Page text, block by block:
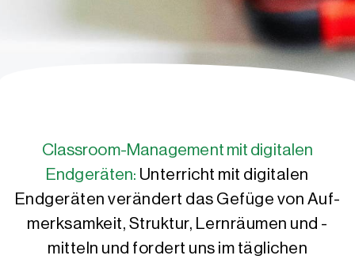
Classroom-Management mit digitalen
Endgeräten: Unterricht mit digitalen
Endgeräten verändert das Gefüge von Auf­
merk­sam­keit, Struktur, Lernräumen und -
mitteln und fordert uns im täglichen